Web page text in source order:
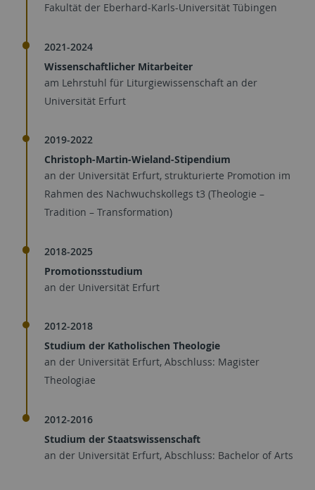
Fakultät der Eberhard-Karls-Universität Tübingen
2021-2024
Wissenschaftlicher Mitarbeiter
am Lehrstuhl für Liturgiewissenschaft an der
Universität Erfurt
2019-2022
Christoph-Martin-Wieland-Stipendium
an der Universität Erfurt, strukturierte Promotion im
Rahmen des Nachwuchskollegs t3 (Theologie –
Tradition – Transformation)
2018-2025
Promotionsstudium
an der Universität Erfurt
2012-2018
Studium der Katholischen Theologie
an der Universität Erfurt, Abschluss: Magister
Theologiae
2012-2016
Studium der Staatswissenschaft
an der Universität Erfurt, Abschluss: Bachelor of Arts